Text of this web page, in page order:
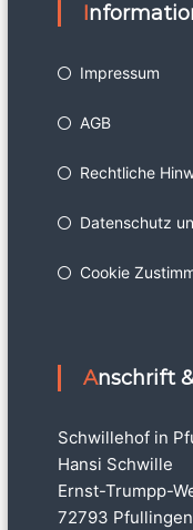
Impressum
AGB
Rechtliche
Datenschutz
Cookie
Anschrift
Schwillehof in
Hansi Schwille
Ernst-Trumpp-
72793 Pfullingen